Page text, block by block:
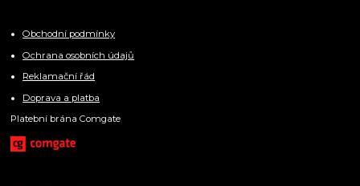
Obchodní podmínky
Ochrana osobních údajů
Reklamační řád
Doprava a platba
Platební brána Comgate